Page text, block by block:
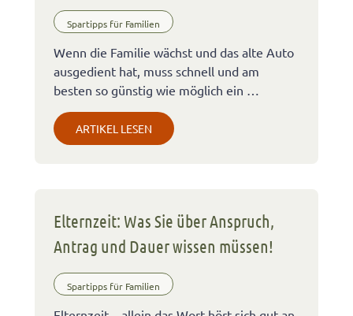
Spartipps für Familien
Wenn die Familie wächst und das alte Auto
ausgedient hat, muss schnell und am
besten so günstig wie möglich ein …
ARTIKEL LESEN
Elternzeit: Was Sie über Anspruch,
Antrag und Dauer wissen müssen!
Spartipps für Familien